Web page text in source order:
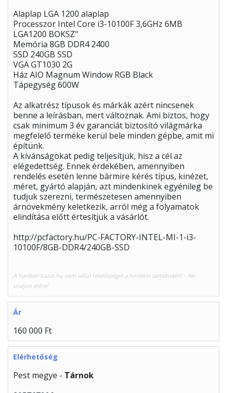
Alaplap LGA 1200 alaplap
Processzor Intel Core i3-10100F 3,6GHz 6MB
LGA1200 BOKSZ"
Memória 8GB DDR4 2400
SSD 240GB SSD
VGA GT1030 2G
Ház AIO Magnum Window RGB Black
Tápegység 600W
Az alkatrész típusok és márkák azért nincsenek
benne a leírásban, mert változnak. Ami biztos, hogy
csak minimum 3 év garanciát biztosító világmárka
megfelelő terméke kerül bele minden gépbe, amit mi
építünk.
A kívánságokat pedig teljesítjük, hisz a cél az
elégedettség. Ennek érdekében, amennyiben
rendelés esetén lenne bármire kérés típus, kinézet,
méret, gyártó alapján, azt mindenkinek egyénileg be
tudjuk szerezni, természetesen amennyiben
árnövekmény keletkezik, arról még a folyamatok
elindítása előtt értesítjük a vásárlót.
http://pcfactory.hu/PC-FACTORY-INTEL-MI-1-i3-
10100F/8GB-DDR4/240GB-SSD
A hardver-bazar.hu nem vállal felelősséget a hirdetés tartalmáért! - Ne
utaljon előre!
Ár
160 000 Ft
Elérhetőség
Pest megye - Tárnok